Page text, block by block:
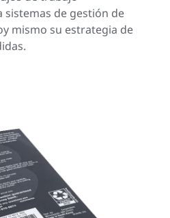
de gestión de
mismo su estrategia de